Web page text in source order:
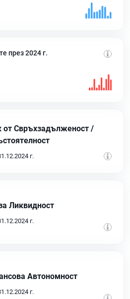
през 2024 г.
от Свръхзадълженост /
г.
Ликвидност
г.
Автономност
г.